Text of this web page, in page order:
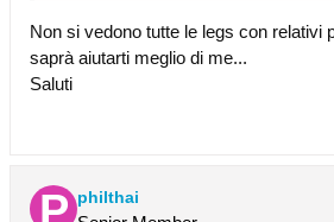
Non si vedono tutte le legs con relativi
saprà aiutarti meglio di me...
Saluti
philthai